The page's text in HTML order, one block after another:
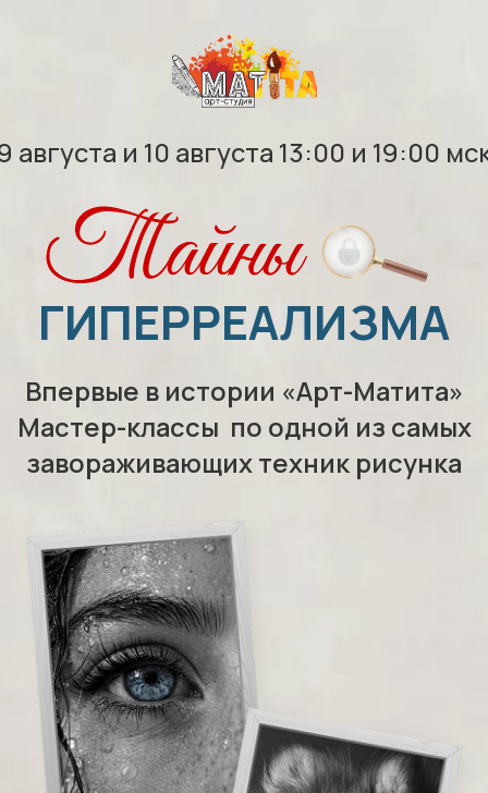
ГИПЕРРЕАЛИЗМА
августа и 10 августа 13:00 и 19:00 мск
Впервые в истории «Арт-Матита»
Мастер-классы по одной из самых
завораживающих техник рисунка